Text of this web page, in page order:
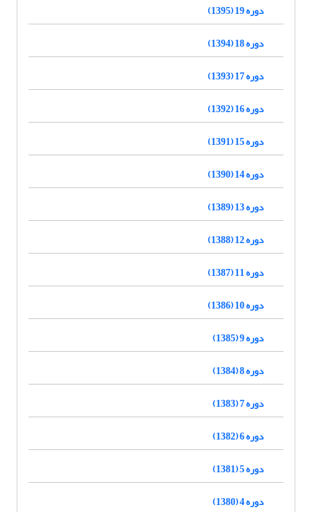
دوره 19 (1395)
دوره 18 (1394)
دوره 17 (1393)
دوره 16 (1392)
دوره 15 (1391)
دوره 14 (1390)
دوره 13 (1389)
دوره 12 (1388)
دوره 11 (1387)
دوره 10 (1386)
دوره 9 (1385)
دوره 8 (1384)
دوره 7 (1383)
دوره 6 (1382)
دوره 5 (1381)
دوره 4 (1380)